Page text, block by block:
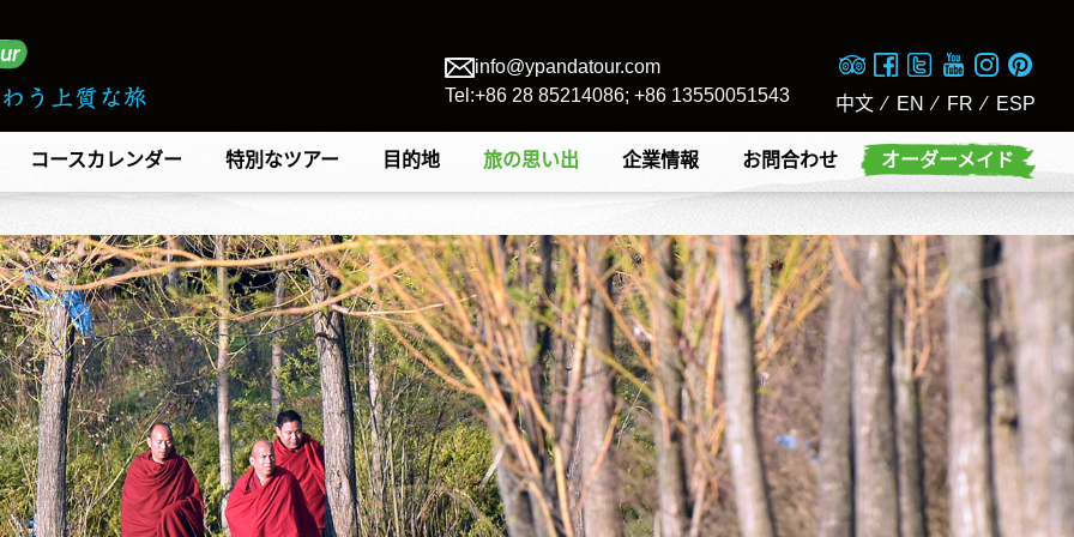
中文 ⁄ EN ⁄ FR ⁄ ESP
info@ypandatour.com
Tel:+86 28 85214086; +86 13550051543
コースカレンダー 特別なツアー 目的地 旅の思い出 企業情報 お問合わせ オーダーメイド